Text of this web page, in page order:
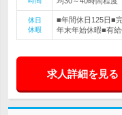
休日
休暇
■年間休日125日■
年末年始休暇■有
求人詳細を見る